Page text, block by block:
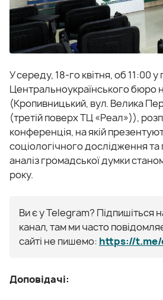
У середу, 18-го квітня, об 11:00
Центральноукраїнського бюро
(Кропивницький, вул. Велика
(третій поверх ТЦ «Реал»)),
конференція, на якій
соціологічного дослідження та
аналіз громадської думки
року.
Ви є у Telegram? Підпишіться
канал, там ми часто
сайті не пишемо: https://
Доповідачі: